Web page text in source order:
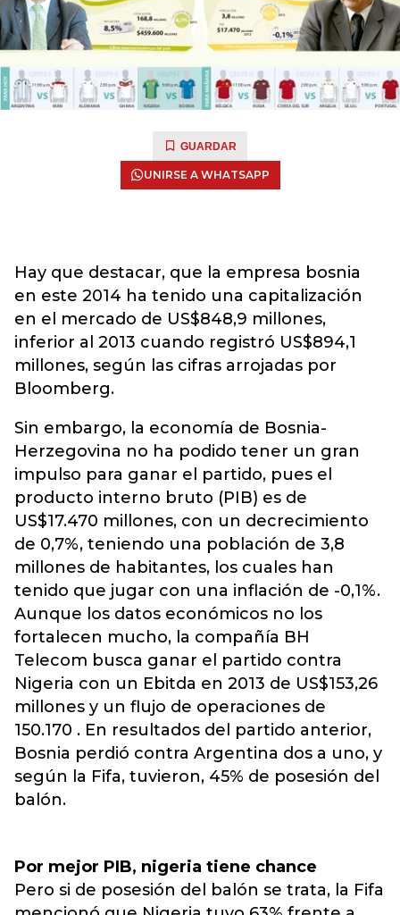
GUARDAR
UNIRSE A WHATSAPP
Hay que destacar, que la empresa bosnia
en este 2014 ha tenido una capitalización
en el mercado de US$848,9 millones,
inferior al 2013 cuando registró US$894,1
millones, según las cifras arrojadas por
Bloomberg.
Sin embargo, la economía de Bosnia-
Herzegovina no ha podido tener un gran
impulso para ganar el partido, pues el
producto interno bruto (PIB) es de
US$17.470 millones, con un decrecimiento
de 0,7%, teniendo una población de 3,8
millones de habitantes, los cuales han
tenido que jugar con una inflación de -0,1%.
Aunque los datos económicos no los
fortalecen mucho, la compañía BH
Telecom busca ganar el partido contra
Nigeria con un Ebitda en 2013 de US$153,26
millones y un flujo de operaciones de
150.170 . En resultados del partido anterior,
Bosnia perdió contra Argentina dos a uno, y
según la Fifa, tuvieron, 45% de posesión del
balón.
Por mejor PIB, nigeria tiene chance
Pero si de posesión del balón se trata, la Fifa